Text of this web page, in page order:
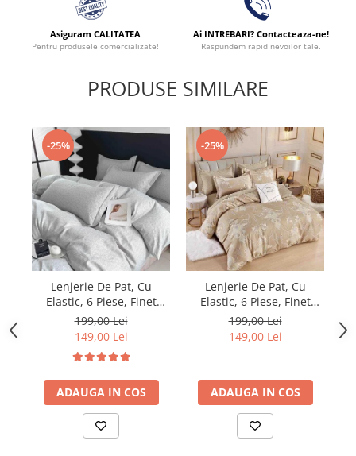
Asiguram CALITATEA
Pentru produsele comercializate!
Ai INTREBARI? Contacteaza-ne!
Raspundem rapid nevoilor tale.
PRODUSE SIMILARE
-25%
Lenjerie De Pat, Cu
Elastic, 6 Piese, Finet
Premium - LPBF6PE24
199,00 Lei
149,00 Lei
ADAUGA IN COS
-25%
Lenjerie De Pat, Cu
Elastic, 6 Piese, Finet
Premium - LPBF6PE48
199,00 Lei
149,00 Lei
ADAUGA IN COS